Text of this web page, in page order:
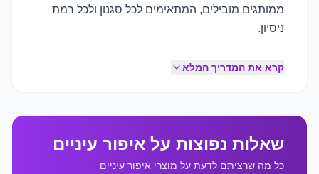
ממותגים מובילים, המתאימים לכל סגנון ולכל רמת
ניסיון.
קרא את המדריך המלא
שאלות נפוצות על איפור עיניים
כל מה שרציתם לדעת על מוצרי איפור עיניים